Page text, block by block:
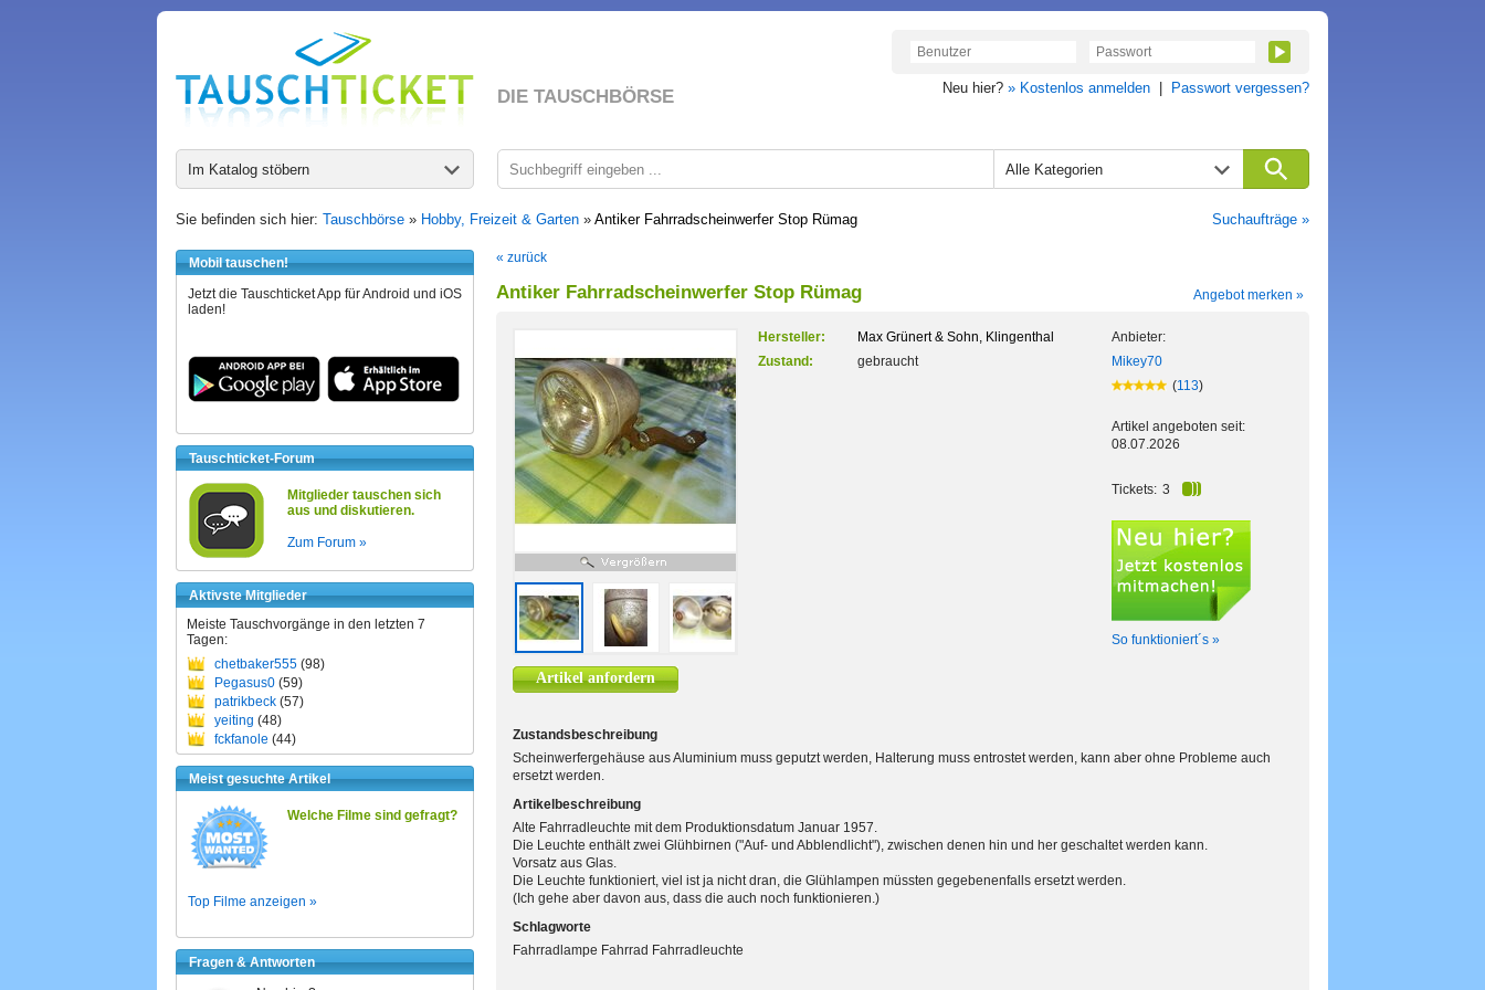
DIE TAUSCHBÖRSE Neu hier? » Kostenlos anmelden Passwort vergessen?
Im Katalog stöbern Alle Kategorien
Sie befinden sich hier: Tauschbörse » Hobby, Freizeit & Garten » Antiker Fahrradscheinwerfer Stop Rümag Suchaufträge »
Mobil tauschen!
Jetzt die Tauschticket App für Android und iOS
laden!
Tauschticket-Forum
Mitglieder tauschen sich
aus und diskutieren.
Zum Forum »
Aktivste Mitglieder
Meiste Tauschvorgänge in den letzten 7
Tagen:
chetbaker555 (98)
Pegasus0 (59)
patrikbeck (57)
yeiting (48)
fckfanole (44)
Meist gesuchte Artikel
Welche Filme sind gefragt?
Top Filme anzeigen »
Fragen & Antworten
« zurück
Antiker Fahrradscheinwerfer Stop Rümag Angebot merken »
Artikel anfordern
Hersteller:
Max Grünert & Sohn, Klingenthal
Zustand:
gebraucht
Anbieter:
Mikey70
(113)
Artikel angeboten seit:
08.07.2026
Tickets: 3
So funktioniert´s »
Zustandsbeschreibung
Scheinwerfergehäuse aus Aluminium muss geputzt werden, Halterung muss entrostet werden, kann aber ohne Probleme auch
ersetzt werden.
Artikelbeschreibung
Alte Fahrradleuchte mit dem Produktionsdatum Januar 1957.
Die Leuchte enthält zwei Glühbirnen ("Auf- und Abblendlicht"), zwischen denen hin und her geschaltet werden kann.
Vorsatz aus Glas.
Die Leuchte funktioniert, viel ist ja nicht dran, die Glühlampen müssten gegebenenfalls ersetzt werden.
(Ich gehe aber davon aus, dass die auch noch funktionieren.)
Schlagworte
Fahrradlampe Fahrrad Fahrradleuchte